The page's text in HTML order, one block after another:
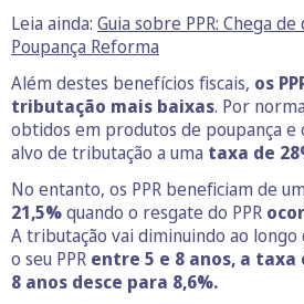
Leia ainda: Guia sobre PPR: Chega
Poupança Reforma
Além destes benefícios fiscais, os
tributação mais baixas. Por
obtidos em produtos de poupança e
alvo de tributação a uma taxa de
No entanto, os PPR beneficiam de
21,5%quando o resgate do PPR
A tributação vai diminuindo ao longo
o seu PPR entre 5 e 8 anos, a taxa
8 anos desce para 8,6%.